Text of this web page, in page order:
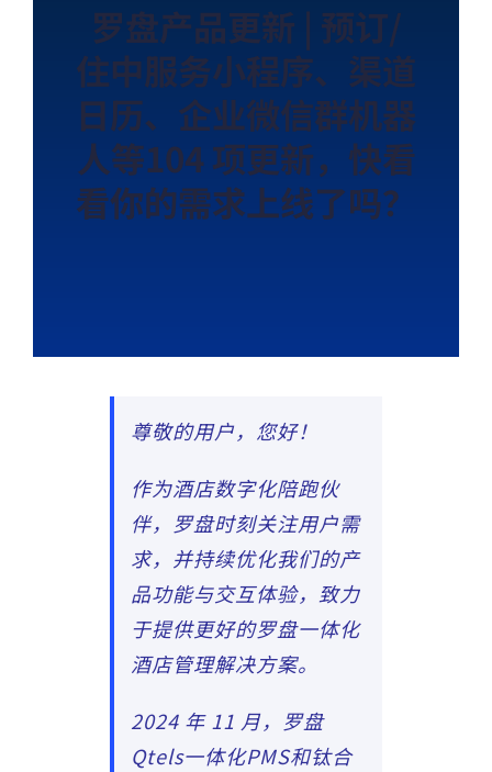
罗盘产品更新 | 预订/
住中服务小程序、渠道
日历、企业微信群机器
人等104 项更新，快看
看你的需求上线了吗？
尊敬的用户，您好！
作为酒店数字化陪跑伙
伴，罗盘时刻关注用户需
求，并持续优化我们的产
品功能与交互体验，致力
于提供更好的罗盘一体化
酒店管理解决方案。
2024 年 11 月，罗盘
Qtels一体化PMS和钛合